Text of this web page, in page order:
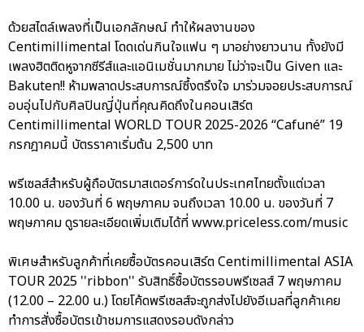
ด้วยสไตล์เพลงที่เป็นเอกลักษณ์ ทำให้ผลงานของ
Centimillimental โดดเด่นกินใจแฟน ๆ มาอย่างยาวนาน ทั้งยังมี
เพลงฮิตติดหูจากซีรีส์และแอนิเมชั่นมากมาย ไม่ว่าจะเป็น Given และ
Bakuten!! ห้ามพลาดประสบการณ์ซึ้งตรึงใจ มาร่วมจอยประสบการณ์
อบอุ่นไปกับศิลปินญี่ปุ่นที่คุณคิดถึงในคอนเสิร์ต
Centimillimental WORLD TOUR 2025-2026 “Cafuné” 19
กรกฎาคมนี้ บัตรราคาเริ่มต้น 2,500 บาท
พรีเซลส์สำหรับผู้ถือบัตรมาสเตอร์การ์ดในประเทศไทยตั้งแต่เวลา
10.00 น. ของวันที่ 6 พฤษภาคม จนถึงเวลา 10.00 น. ของวันที่ 7
พฤษภาคม ดูรายละเอียดเพิ่มเติมได้ที่ www.priceless.com/music
พิเศษสำหรับลูกค้าที่เคยซื้อบัตรคอนเสิร์ต Centimillimental ASIA
TOUR 2025 ''ribbon'' รับสิทธิ์ซื้อบัตรรอบพรีเซลส์ 7 พฤษภาคม
(12.00 – 22.00 น.) โดยโค้ดพรีเซลส์จะถูกส่งไปยังอีเมลที่ลูกค้าเคย
ทำการสั่งซื้อบัตรเข้าชมการแสดงรอบดังกล่าว